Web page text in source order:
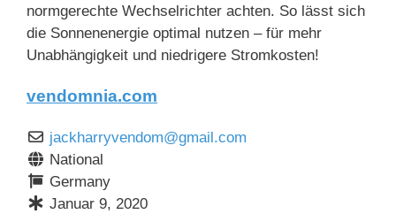
normgerechte Wechselrichter achten. So lässt sich
die Sonnenenergie optimal nutzen – für mehr
Unabhängigkeit und niedrigere Stromkosten!
vendomnia.com
jackharryvendom@gmail.com
National
Germany
Januar 9, 2020